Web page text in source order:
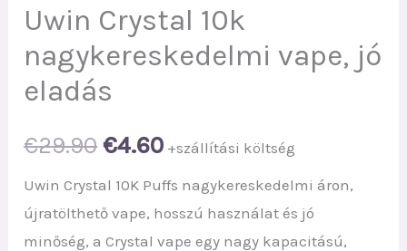
Uwin Crystal 10k
nagykereskedelmi vape, jó
eladás
€29.90 Original
price
was:
€4.60Current
price
+szállítási költség
Uwin Crystal 10K Puffs nagykereskedelmi áron,
újratölthető vape, hosszú használat és jó
minőség, a Crystal vape egy nagy kapacitású,